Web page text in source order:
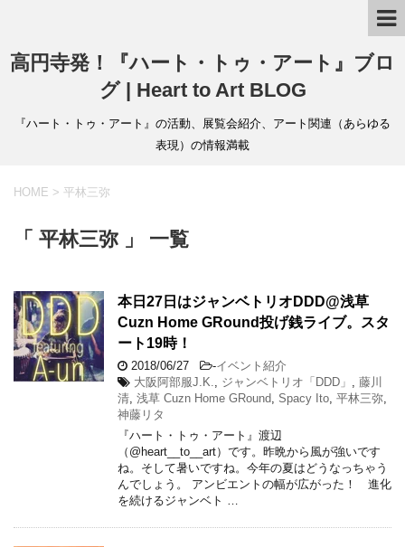
高円寺発！『ハート・トゥ・アート』ブロ
グ | Heart to Art BLOG
『ハート・トゥ・アート』の活動、展覧会紹介、アート関連（あらゆる
表現）の情報満載
HOME > 平林三弥
「 平林三弥 」 一覧
本日27日はジャンベトリオDDD@浅草
Cuzn Home GRound投げ銭ライブ。スタ
ート19時！
2018/06/27 -イベント紹介
大阪阿部服J.K.
ジャンベトリオ「DDD」
藤川
清 浅草 Cuzn Home GRound Spacy Ito 平林三弥
神藤リタ
『ハート・トゥ・アート』渡辺
（@heart__to__art）です。昨晩から風が強いです
ね。そして暑いですね。今年の夏はどうなっちゃう
んでしょう。 アンビエントの幅が広がった！ 進化
を続けるジャンベト …